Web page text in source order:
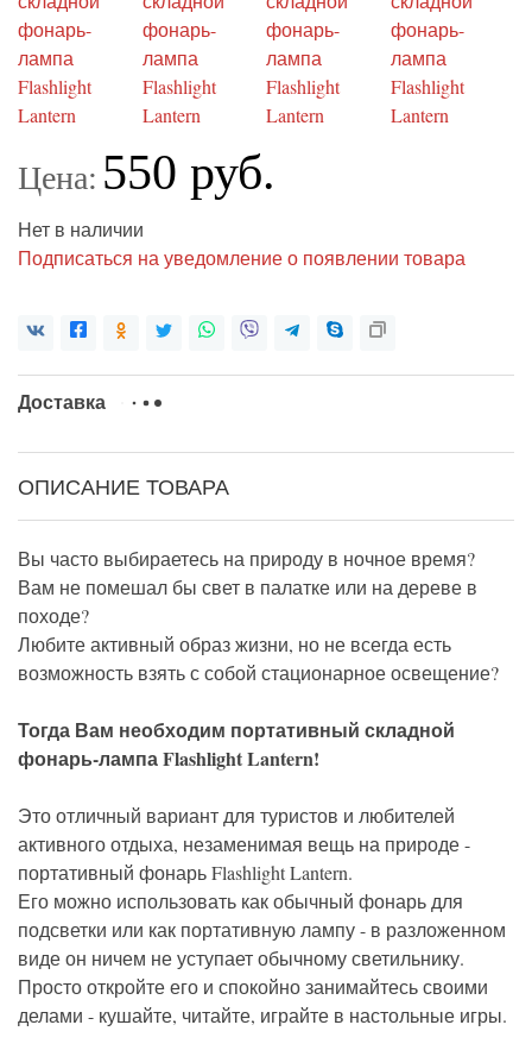
Цена: 550 руб.
Нет в наличии
Подписаться на уведомление о появлении товара
Доставка
ОПИСАНИЕ ТОВАРА
Вы часто выбираетесь на природу в ночное время?
Вам не помешал бы свет в палатке или на дереве в
походе?
Любите активный образ жизни, но не всегда есть
возможность взять с собой стационарное освещение?
Тогда Вам необходим портативный складной
фонарь-лампа Flashlight Lantern!
Это отличный вариант для туристов и любителей
активного отдыха, незаменимая вещь на природе -
портативный фонарь Flashlight Lantern.
Его можно использовать как обычный фонарь для
подсветки или как портативную лампу - в разложенном
виде он ничем не уступает обычному светильнику.
Просто откройте его и спокойно занимайтесь своими
делами - кушайте, читайте, играйте в настольные игры.